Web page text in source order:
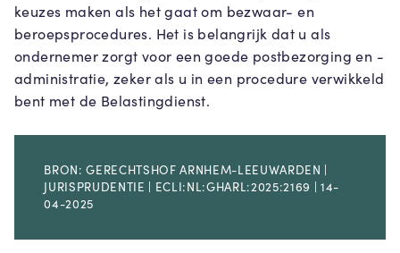
keuzes maken als het gaat om bezwaar- en
beroepsprocedures. Het is belangrijk dat u als
ondernemer zorgt voor een goede postbezorging en -
administratie, zeker als u in een procedure verwikkeld
bent met de Belastingdienst.
BRON: GERECHTSHOF ARNHEM-LEEUWARDEN |
JURISPRUDENTIE | ECLI:NL:GHARL:2025:2169 | 14-
04-2025